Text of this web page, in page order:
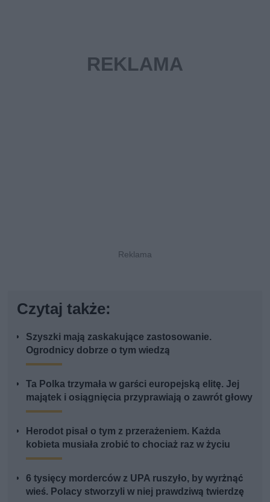
Czytaj także:
Szyszki mają zaskakujące zastosowanie.
Ogrodnicy dobrze o tym wiedzą
Ta Polka trzymała w garści europejską elitę. Jej
majątek i osiągnięcia przyprawiają o zawrót głowy
Herodot pisał o tym z przerażeniem. Każda
kobieta musiała zrobić to chociaż raz w życiu
6 tysięcy morderców z UPA ruszyło, by wyrżnąć
wieś. Polacy stworzyli w niej prawdziwą twierdzę